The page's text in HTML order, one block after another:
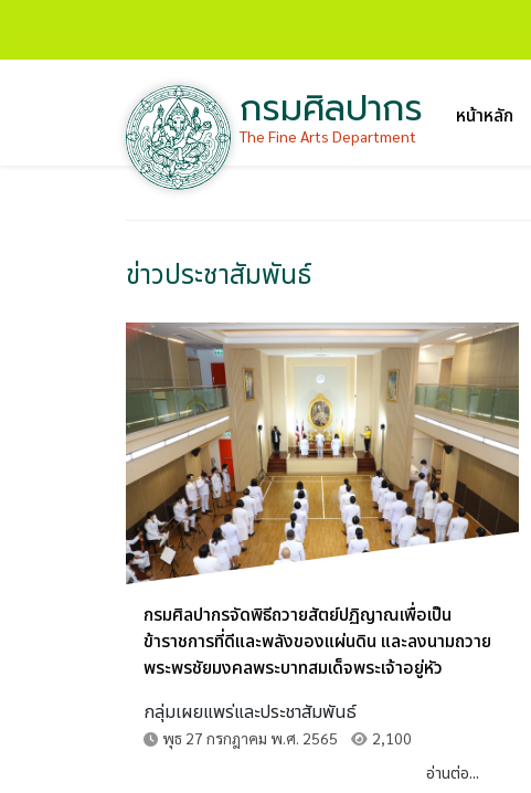
กรมศิลปากร
The Fine Arts Department
หน้าหลัก
ข่าวประชาสัมพันธ์
กรมศิลปากรจัดพิธีถวายสัตย์ปฏิญาณเพื่อเป็น
ข้าราชการที่ดีและพลังของแผ่นดิน และลงนามถวาย
พระพรชัยมงคลพระบาทสมเด็จพระเจ้าอยู่หัว
กลุ่มเผยแพร่และประชาสัมพันธ์
พุธ 27 กรกฎาคม พ.ศ. 2565 2,100
อ่านต่อ...